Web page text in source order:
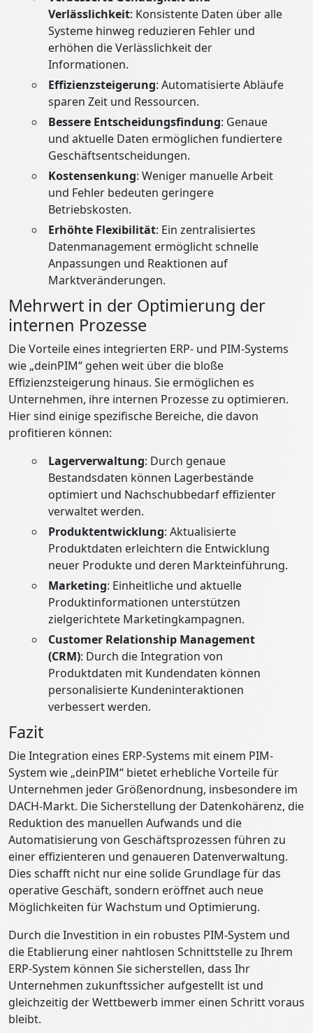
Verlässlichkeit: Konsistente Daten über alle
Systeme hinweg reduzieren Fehler und
erhöhen die Verlässlichkeit der
Informationen.
Effizienzsteigerung: Automatisierte Abläufe
sparen Zeit und Ressourcen.
Bessere Entscheidungsfindung: Genaue
und aktuelle Daten ermöglichen fundiertere
Geschäftsentscheidungen.
Kostensenkung: Weniger manuelle Arbeit
und Fehler bedeuten geringere
Betriebskosten.
Erhöhte Flexibilität: Ein zentralisiertes
Datenmanagement ermöglicht schnelle
Anpassungen und Reaktionen auf
Marktveränderungen.
Mehrwert in der Optimierung der
internen Prozesse
Die Vorteile eines integrierten ERP- und PIM-Systems
wie „deinPIM“ gehen weit über die bloße
Effizienzsteigerung hinaus. Sie ermöglichen es
Unternehmen, ihre internen Prozesse zu optimieren.
Hier sind einige spezifische Bereiche, die davon
profitieren können:
Lagerverwaltung: Durch genaue
Bestandsdaten können Lagerbestände
optimiert und Nachschubbedarf effizienter
verwaltet werden.
Produktentwicklung: Aktualisierte
Produktdaten erleichtern die Entwicklung
neuer Produkte und deren Markteinführung.
Marketing: Einheitliche und aktuelle
Produktinformationen unterstützen
zielgerichtete Marketingkampagnen.
Customer Relationship Management
(CRM): Durch die Integration von
Produktdaten mit Kundendaten können
personalisierte Kundeninteraktionen
verbessert werden.
Fazit
Die Integration eines ERP-Systems mit einem PIM-
System wie „deinPIM“ bietet erhebliche Vorteile für
Unternehmen jeder Größenordnung, insbesondere im
DACH-Markt. Die Sicherstellung der Datenkohärenz, die
Reduktion des manuellen Aufwands und die
Automatisierung von Geschäftsprozessen führen zu
einer effizienteren und genaueren Datenverwaltung.
Dies schafft nicht nur eine solide Grundlage für das
operative Geschäft, sondern eröffnet auch neue
Möglichkeiten für Wachstum und Optimierung.
Durch die Investition in ein robustes PIM-System und
die Etablierung einer nahtlosen Schnittstelle zu Ihrem
ERP-System können Sie sicherstellen, dass Ihr
Unternehmen zukunftssicher aufgestellt ist und
gleichzeitig der Wettbewerb immer einen Schritt voraus
bleibt.